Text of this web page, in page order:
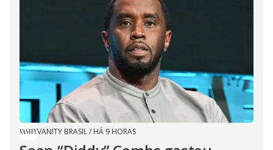
VANITY BRASIL/ HÁ 9 HORAS